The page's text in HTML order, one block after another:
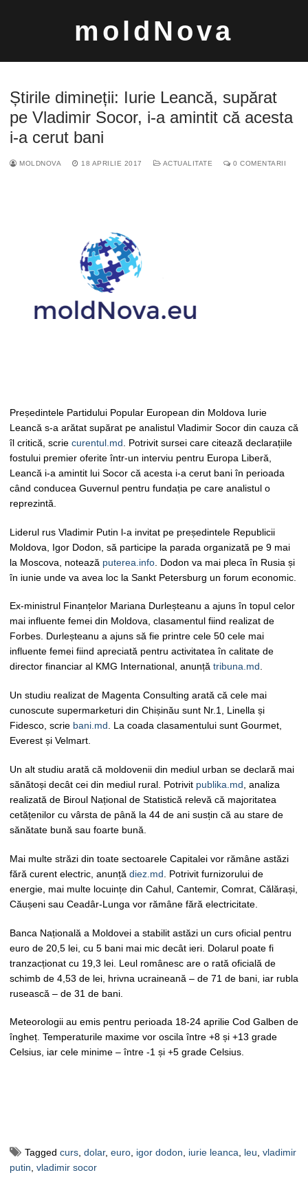
moldNova
după:
Știrile dimineții: Iurie Leancă, supărat
pe Vladimir Socor, i-a amintit că acesta
i-a cerut bani
MOLDNOVA 18 APRILIE 2017 ACTUALITATE 0 COMENTARII
Președintele Partidului Popular European din Moldova Iurie
Leancă s-a arătat supărat pe analistul Vladimir Socor din cauza că
îl critică, scrie curentul.md . Potrivit sursei care citează declarațiile
fostului premier oferite într-un interviu pentru Europa Liberă,
Leancă i-a amintit lui Socor că acesta i-a cerut bani în perioada
când conducea Guvernul pentru fundația pe care analistul o
reprezintă.
Liderul rus Vladimir Putin l-a invitat pe președintele Republicii
Moldova, Igor Dodon, să participe la parada organizată pe 9 mai
la Moscova, notează puterea.info . Dodon va mai pleca în Rusia și
în iunie unde va avea loc la Sankt Petersburg un forum economic.
Ex-ministrul Finanțelor Mariana Durleșteanu a ajuns în topul celor
mai influente femei din Moldova, clasamentul fiind realizat de
Forbes. Durleșteanu a ajuns să fie printre cele 50 cele mai
influente femei fiind apreciată pentru activitatea în calitate de
director financiar al KMG International, anunță tribuna.md.
Un studiu realizat de Magenta Consulting arată că cele mai
cunoscute supermarketuri din Chișinău sunt Nr.1, Linella și
Fidesco, scrie bani.md . La coada clasamentului sunt Gourmet,
Everest și Velmart.
Un alt studiu arată că moldovenii din mediul urban se declară mai
sănătoși decât cei din mediul rural. Potrivit publika.md , analiza
realizată de Biroul Național de Statistică relevă că majoritatea
cetățenilor cu vârsta de până la 44 de ani susțin că au stare de
sănătate bună sau foarte bună.
Mai multe străzi din toate sectoarele Capitalei vor rămâne astăzi
fără curent electric, anunță diez.md . Potrivit furnizorului de
energie, mai multe locuințe din Cahul, Cantemir, Comrat, Călărași,
Căușeni sau Ceadâr-Lunga vor rămâne fără electricitate.
Banca Națională a Moldovei a stabilit astăzi un curs oficial pentru
euro de 20,5 lei, cu 5 bani mai mic decât ieri. Dolarul poate fi
tranzacționat cu 19,3 lei. Leul românesc are o rată oficială de
schimb de 4,53 de lei, hrivna ucraineană – de 71 de bani, iar rubla
rusească – de 31 de bani.
Meteorologii au emis pentru perioada 18-24 aprilie Cod Galben de
îngheț. Temperaturile maxime vor oscila între +8 și +13 grade
Celsius, iar cele minime – între -1 și +5 grade Celsius.
Tagged curs dolar, euro igor dodon iurie leanca leu vladimir
putin vladimir socor